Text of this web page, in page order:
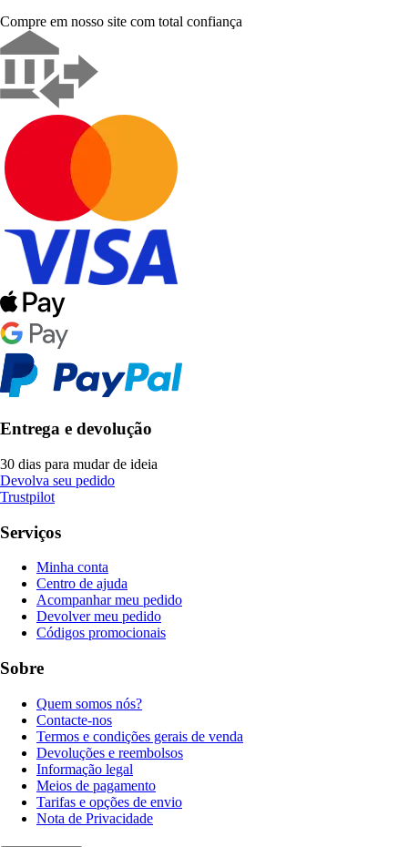
Compre em nosso site com total confiança
Entrega e devolução
30 dias para mudar de ideia
Devolva seu pedido
Trustpilot
Serviços
Minha conta
Centro de ajuda
Acompanhar meu pedido
Devolver meu pedido
Códigos promocionais
Sobre
Quem somos nós?
Contacte-nos
Termos e condições gerais de venda
Devoluções e reembolsos
Informação legal
Meios de pagamento
Tarifas e opções de envio
Nota de Privacidade